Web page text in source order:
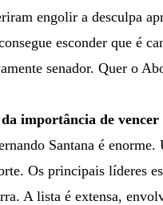
engolir a desculpa
esconder que é
senador. Quer o
importância de vencer
Santana é
Os principais líderes
A lista é extensa,